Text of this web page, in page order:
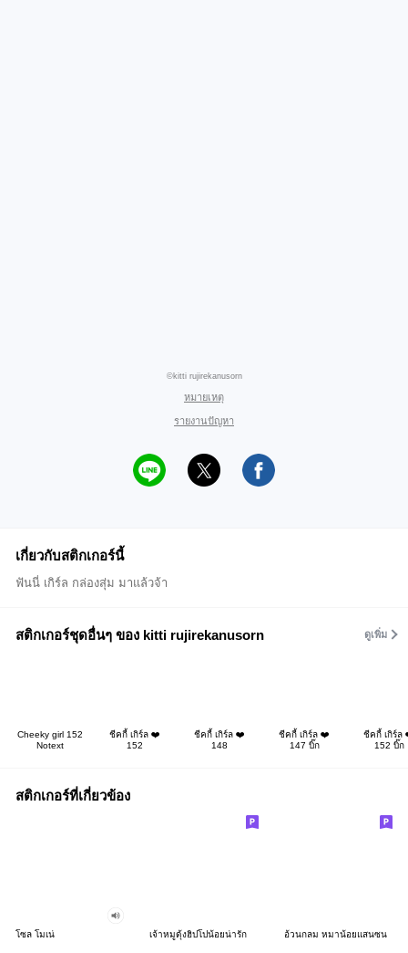
©kitti rujirekanusorn
หมายเหตุ
รายงานปัญหา
เกี่ยวกับสติกเกอร์นี้
ฟันนี่ เกิร์ล กล่องสุ่ม มาแล้วจ้า
สติกเกอร์ชุดอื่นๆ ของ kitti rujirekanusorn ดูเพิ่ม
Cheeky girl 152
Notext
ชีคกี้ เกิร์ล ❤️
152
ชีคกี้ เกิร์ล ❤️
148
ชีคกี้ เกิร์ล ❤️
147 บิ๊ก
ชีคกี้ เกิร์ล
152 บิ๊ก
สติกเกอร์ที่เกี่ยวข้อง
โซล โมเน่ เจ้าหมูดุ้งฮิปโปน้อยน่ารัก อ้วนกลม หมาน้อยแสนซน